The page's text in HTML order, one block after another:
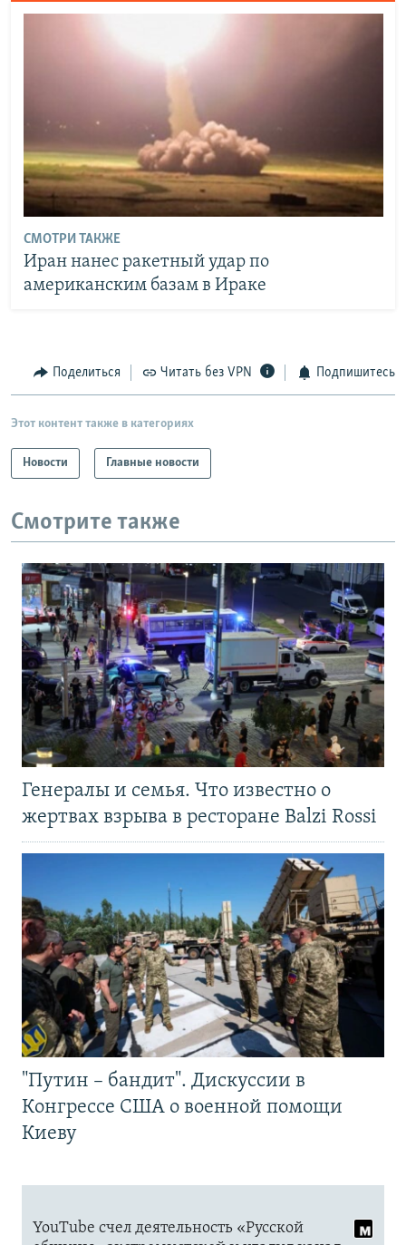
СМОТРИ ТАКЖЕ
Иран нанес ракетный удар по
американским базам в Ираке
Поделиться Читать без VPN Подпишитесь
Этот контент также в категориях
Новости Главные новости
Смотрите также
Генералы и семья. Что известно о
жертвах взрыва в ресторане Balzi Rossi
"Путин – бандит". Дискуссии в
Конгрессе США о военной помощи
Киеву